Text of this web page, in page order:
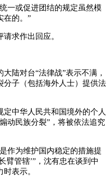
一或促进团结的规定虽然模
在的。”
求作出回应。
陆对台“法律战”表示不满，
分子（包括海外人士）提供法
中华人民共和国境外的个人
动民族分裂”，将被依法追究
作为维护国内稳定的措施提
臂管辖’”，沈有忠在谈到中
表示。